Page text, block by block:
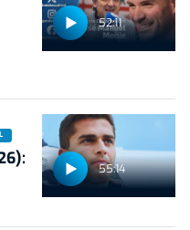
52:11
55:14